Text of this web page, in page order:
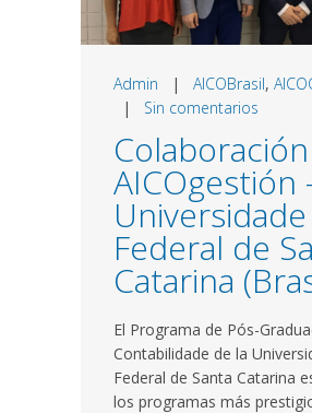
Admin | AICOBrasil,
| Sin comentarios
Colaboración
AICOgestión
Universidade
Federal de
Catarina
El Programa de Pós-
Contabilidade de la
Federal de Santa Catarina
los programas más